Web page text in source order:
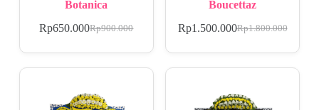
Botanica
Rp900.000
Rp650.000
Boucettaz
Rp1.800.000
Rp1.500.000